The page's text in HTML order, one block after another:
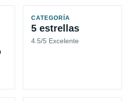
CATEGORÍA
5 estrellas
4.5/5 Excelente